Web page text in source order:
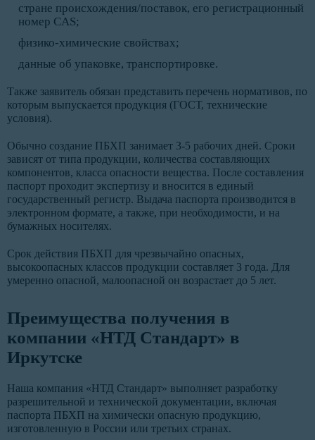
стране происхождения/поставок, его регистрационный
номер CAS;
физико-химические свойствах;
данные об упаковке, транспортировке.
Также заявитель обязан представить перечень нормативов, по
которым выпускается продукция (ГОСТ, технические
условия).
Обычно создание ПБХП занимает 3-5 рабочих дней. Сроки
зависят от типа продукции, количества составляющих
компонентов, класса опасности вещества. После составления
паспорт проходит экспертизу и вносится в единый
государственный регистр. Выдача паспорта производится в
электронном формате, а также, при необходимости, и на
бумажных носителях.
Срок действия ПБХП для чрезвычайно опасных,
высокоопасных классов продукции составляет 3 года. Для
умеренно опасной, малоопасной он возрастает до 5 лет.
Преимущества получения в
компании «НТД Стандарт» в
Иркутске
Наша компания «НТД Стандарт» выполняет разработку
разрешительной и технической документации, включая
паспорта ПБХП на химически опасную продукцию,
изготовленную в России или третьих странах.